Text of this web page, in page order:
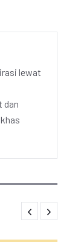
lewat
dan